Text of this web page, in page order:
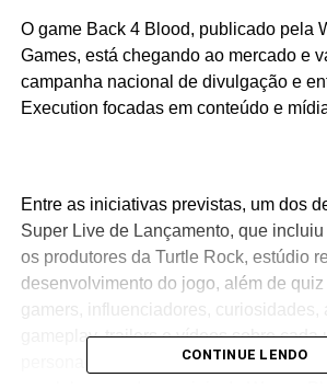
WhatsApp
Facebook
Twitter
LinkedIn
O game Back 4 Blood, publicado pela
Games, está chegando ao mercado e
campanha nacional de divulgação e
Execution focadas em conteúdo e
Entre as iniciativas previstas, um dos
Super Live de Lançamento, que
os produtores da Turtle Rock, estúdio
desenvolvimento do jogo, além de
gamers, influenciadores, curiosidades,
gameplay, trailers e vídeos sobre cada
personagens, entre sentinelas e
CONTINUE LENDO